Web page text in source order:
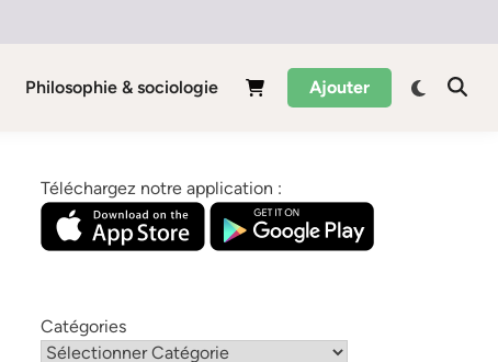
Philosophie & sociologie Ajouter
Téléchargez notre application :
Catégories